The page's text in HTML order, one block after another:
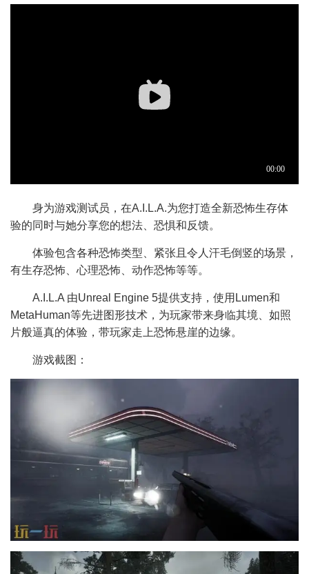
身为游戏测试员，在A.I.L.A.为您打造全新恐怖生存体
验的同时与她分享您的想法、恐惧和反馈。
体验包含各种恐怖类型、紧张且令人汗毛倒竖的场景，
有生存恐怖、心理恐怖、动作恐怖等等。
A.I.L.A 由Unreal Engine 5提供支持，使用Lumen和
MetaHuman等先进图形技术，为玩家带来身临其境、如照
片般逼真的体验，带玩家走上恐怖悬崖的边缘。
游戏截图：